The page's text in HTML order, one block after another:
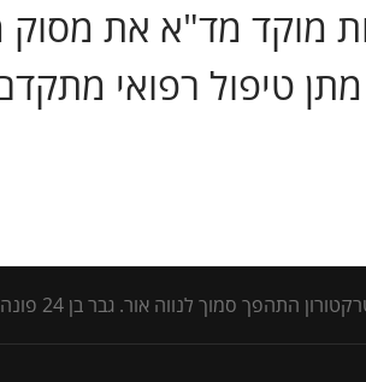
מוקד מד"א את מסוק
מתן טיפול רפואי
התהפך סמוך לנווה אור. גבר בן 24 פונה במצב קשה, מורדם ומונשם עם חבלת ראש לרמב"ם